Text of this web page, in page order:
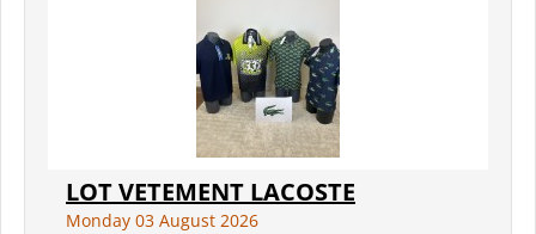
LOT VETEMENT LACOSTE
Monday 03 August 2026